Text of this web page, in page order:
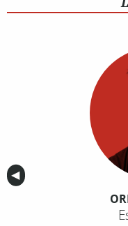
Anterior
◀︎